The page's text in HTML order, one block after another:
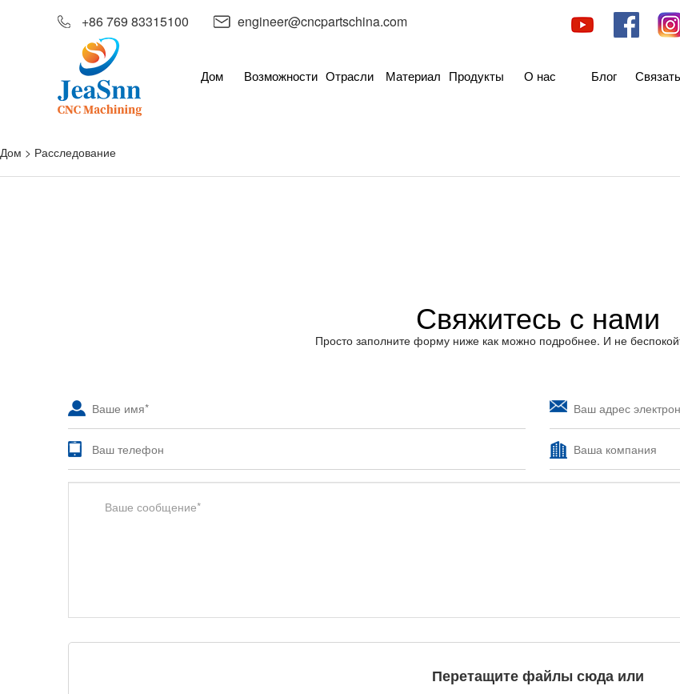
+86 769 83315100 engineer@cncpartschina.com
Дом Возможности Отрасли Материал Продукты О нас Блог
Дом > Расследование
Свяжитесь с нами
Просто заполните форму ниже как можно подробнее. И не
Перетащите файлы сюда или